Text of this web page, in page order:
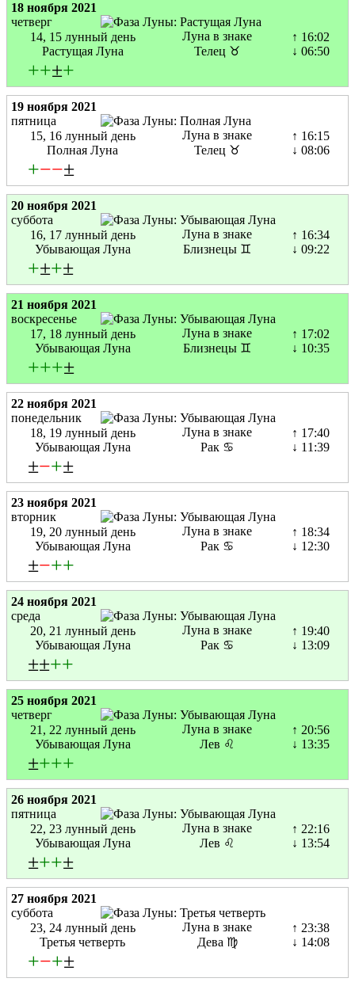
18 ноября 2021
четверг
14, 15 лунный день
Растущая Луна
Луна в знаке
Телец ♉
↑ 16:02
↓ 06:50
++±+
19 ноября 2021
пятница
15, 16 лунный день
Полная Луна
Луна в знаке
Телец ♉
↑ 16:15
↓ 08:06
+−−±
20 ноября 2021
суббота
16, 17 лунный день
Убывающая Луна
Луна в знаке
Близнецы ♊
↑ 16:34
↓ 09:22
+±+±
21 ноября 2021
воскресенье
17, 18 лунный день
Убывающая Луна
Луна в знаке
Близнецы ♊
↑ 17:02
↓ 10:35
+++±
22 ноября 2021
понедельник
18, 19 лунный день
Убывающая Луна
Луна в знаке
Рак ♋
↑ 17:40
↓ 11:39
±−+±
23 ноября 2021
вторник
19, 20 лунный день
Убывающая Луна
Луна в знаке
Рак ♋
↑ 18:34
↓ 12:30
±−++
24 ноября 2021
среда
20, 21 лунный день
Убывающая Луна
Луна в знаке
Рак ♋
↑ 19:40
↓ 13:09
±±++
25 ноября 2021
четверг
21, 22 лунный день
Убывающая Луна
Луна в знаке
Лев ♌
↑ 20:56
↓ 13:35
±+++
26 ноября 2021
пятница
22, 23 лунный день
Убывающая Луна
Луна в знаке
Лев ♌
↑ 22:16
↓ 13:54
±++±
27 ноября 2021
суббота
23, 24 лунный день
Третья четверть
Луна в знаке
Дева ♍
↑ 23:38
↓ 14:08
+−+±